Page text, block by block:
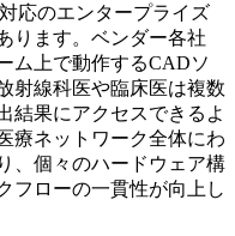
応のエンタープライズ
ります。ベンダー各社
ム上で動作するCADソ
射線科医や臨床医は複数
結果にアクセスできるよ
療ネットワーク全体にわ
、個々のハードウェア構
フローの一貫性が向上し